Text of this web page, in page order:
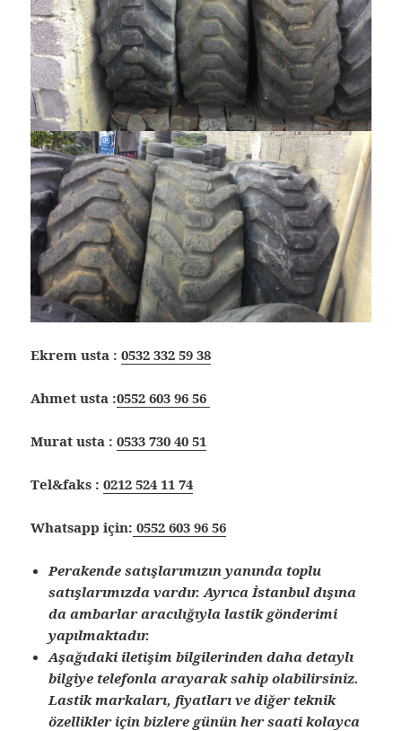
Ekrem usta :0532 332 59 38
Ahmet usta :0552 603 96 56
Murat usta :0533 730 40 51
Tel&faks :0212 524 11 74
Whatsapp için: 0552 603 96 56
Perakende satışlarımızın yanında toplu
satışlarımızda vardır. Ayrıca İstanbul dışına
da ambarlar aracılığıyla lastik gönderimi
yapılmaktadır.
Aşağıdaki iletişim bilgilerinden daha detaylı
bilgiye telefonla arayarak sahip olabilirsiniz.
Lastik markaları, fiyatları ve diğer teknik
özellikler için bizlere günün her saati kolayca